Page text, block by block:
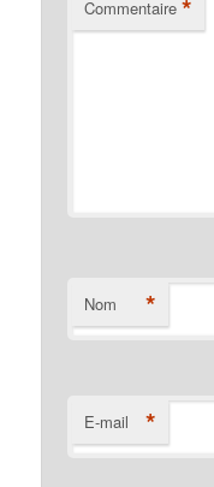
Commentaire *
Nom *
E-mail *